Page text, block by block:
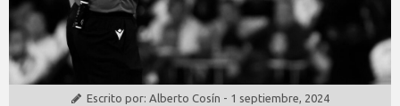
Escrito por: Alberto Cosín - 1 septiembre, 2024